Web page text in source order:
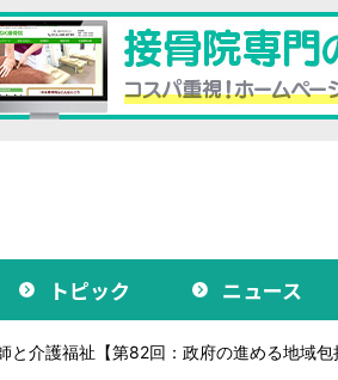
トピック ニュース
と介護福祉【第82回：政府の進める地域包